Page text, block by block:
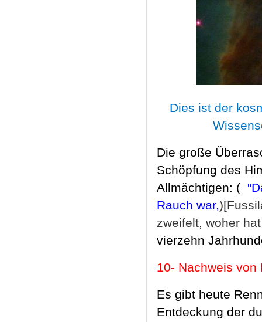
Dies ist der
Die große
Schöpfung des
Allmächtigen: (
Rauch war,
zweifelt, woher
vierzehn
10- Nachweis von
Es gibt heute
Entdeckung der